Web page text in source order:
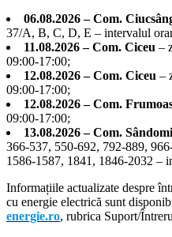
06.08.2026 – Com.
37/A, B, C, D, E – intervalul
11.08.2026 – Com. Ciceu –
09:00-17:00;
12.08.2026 – Com. Ciceu –
09:00-17:00;
12.08.2026 – Com.
09:00-17:00;
13.08.2026 – Com.
366-537, 550-692, 792-889,
1586-1587, 1841, 1846-2032 –
Informațiile actualizate despre
cu energie electrică sunt
energie.ro, rubrica Suport/